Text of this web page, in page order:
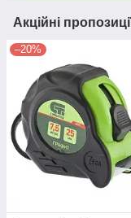
Акційні
–20%